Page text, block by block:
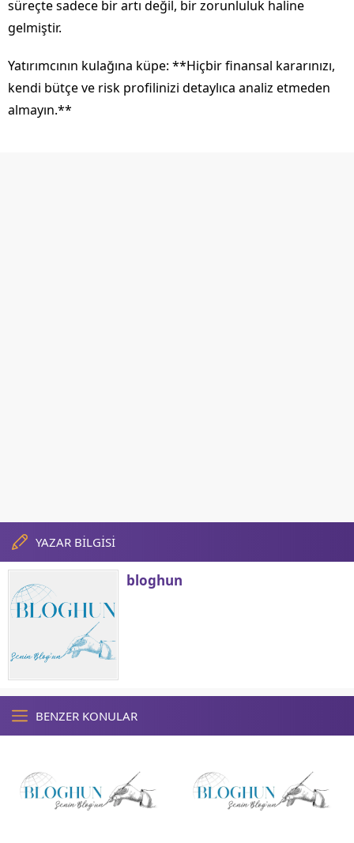
süreçte sadece bir artı değil, bir zorunluluk haline
gelmiştir.
Yatırımcının kulağına küpe: **Hiçbir finansal kararınızı,
kendi bütçe ve risk profilinizi detaylıca analiz etmeden
almayın.**
YAZAR BİLGİSİ
bloghun
BENZER KONULAR